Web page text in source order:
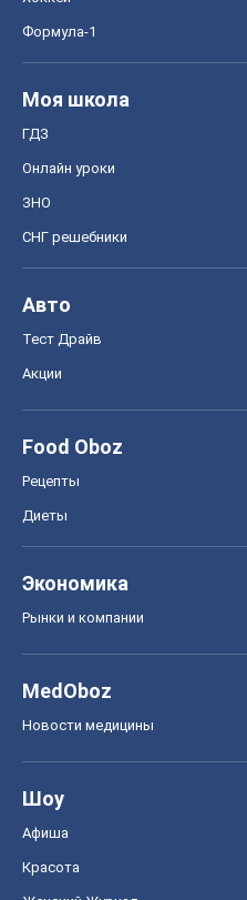
Формула-1
Моя школа
ГДЗ
Онлайн уроки
ЗНО
СНГ решебники
Авто
Тест Драйв
Акции
Food Oboz
Рецепты
Диеты
Экономика
Рынки и компании
MedOboz
Новости медицины
Шоу
Афиша
Красота